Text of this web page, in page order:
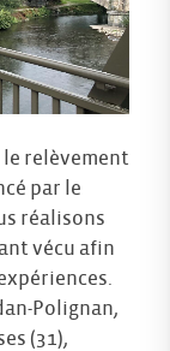
le relèvement
par le
réalisons
vécu afin
Polignan,
(31),